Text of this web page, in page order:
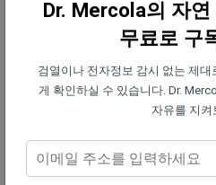
제, 충진제를 혼합한 것으로
조자들은 이보다 더 구체적
습니다. 어쨌든 석유가 주
비닐 아세테이트(목제 접착
다는 사실을 아는 것이 좋습
이산화티타늄
Dr. Mercola의 자
무료로 구
검열이나 전자정보 감시 없는 제
게 확인하실 수 있습니다. Dr.
자유를 지켜